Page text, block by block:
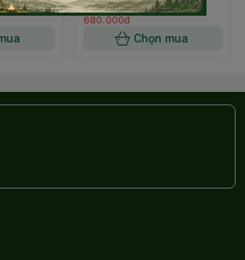
thông minh:
Gập phẳng chỉ trong vài
cho cả lưu trữ và vận chuyển.
cho 3 module IGT
680.000đ
Chọn mua